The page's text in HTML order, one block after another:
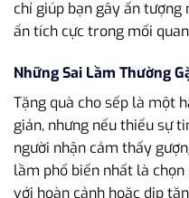
chỉ giúp bạn gây ấn
ấn tích cực trong mối
Những Sai Lầm Thường
Tặng quà cho sếp là một
giản, nhưng nếu thiếu sự
người nhận cảm thấy
lầm phổ biến nhất là
với hoàn cảnh hoặc dịp